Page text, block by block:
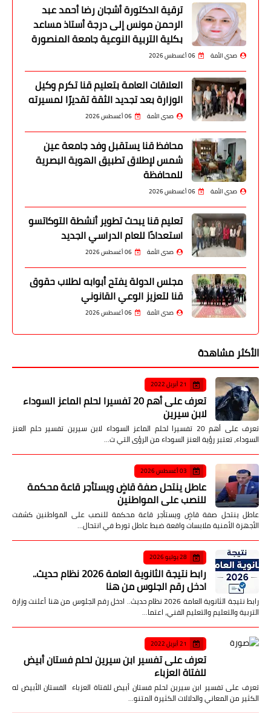
ترقية الدكتورة أشجان رضا أحمد عبد
الرحمن مونس إلى درجة أستاذ مساعد
بكلية التربية النوعية جامعة المنصورة
صدى الأمة 06 أغسطس 2026
العلاقات العامة بتعليم قنا تكرم وكيل
الوزارة بعد تجديد الثقة تقديرًا لمسيرته
صدى الأمة 06 أغسطس 2026
محافظ قنا يستقبل وفد جامعة عين
شمس لإطلاق تطبيق الهوية البصرية
للمحافظة
صدى الأمة 06 أغسطس 2026
تعليم قنا يبحث تطوير أنشطة التوكاتسو
استعدادًا للعام الدراسي الجديد
صدى الأمة 06 أغسطس 2026
مجلس الدولة يفتح أبوابه لطلاب حقوق
قنا لتعزيز الوعي القانوني
صدى الأمة 06 أغسطس 2026
الأكثر مشاهدة
21 أبريل 2022
تعرف على أهم 20 تفسيرا لحلم الماعز السوداء
لابن سيرين
تعرف على أهم 20 تفسيرا لحلم الماعز السوداء لابن سيرين تفسير حلم العنز
السوداء، تعتبر رؤية العنز السوداء من الرؤى التي ت…
03 أغسطس 2026
عاطل ينتحل صفة قاضٍ ويستأجر قاعة محكمة
للنصب على المواطنين
عاطل ينتحل صفة قاضٍ ويستأجر قاعة محكمة للنصب على المواطنين كشفت
الأجهزة الأمنية ملابسات واقعة ضبط عاطل تورط في انتحال…
28 يوليو 2026
رابط نتيجة الثانوية العامة 2026 نظام حديث..
ادخل رقم الجلوس من هنا
رابط نتيجة الثانوية العامة 2026 نظام حديث.. ادخل رقم الجلوس من هنا أعلنت وزارة
التربية والتعليم والتعليم الفني، اعتما…
21 أبريل 2022
تعرف على تفسير ابن سيرين لحلم فستان أبيض
للفتاة العزباء
تعرف على تفسير ابن سيرين لحلم فستان أبيض للفتاة العزباء الفستان الأبيض له
الكثير من المعاني والدلالات الكثيرة المتنو…